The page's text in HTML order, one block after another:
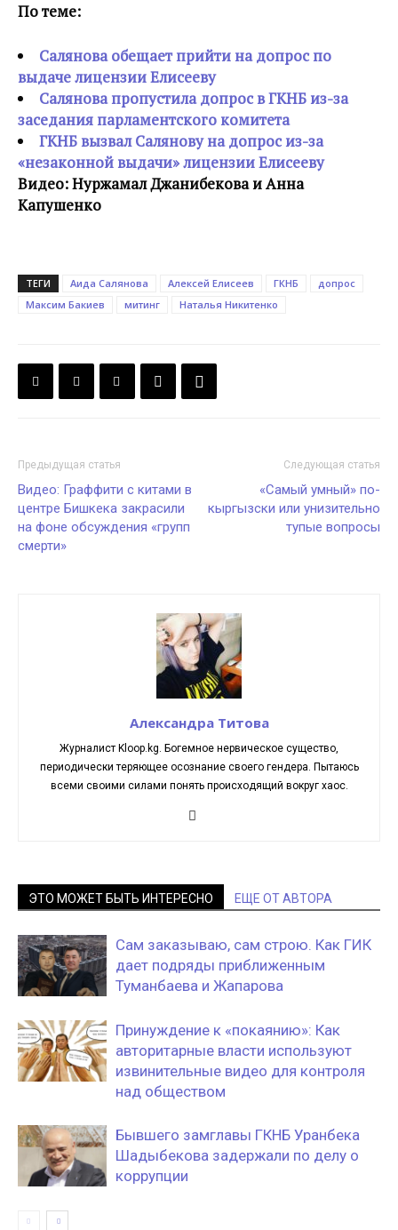
По теме:
Салянова обещает прийти на допрос по
выдаче лицензии Елисееву
Салянова пропустила допрос в ГКНБ из-за
заседания парламентского комитета
ГКНБ вызвал Салянову на допрос из-за
«незаконной выдачи» лицензии Елисееву
Видео: Нуржамал Джанибекова и Анна
Капушенко
ТЕГИ Аида Салянова Алексей Елисеев ГКНБ
допрос
Максим Бакиев
митинг Наталья Никитенко
Предыдущая статья
Видео: Граффити с китами в
центре Бишкека закрасили
на фоне обсуждения «групп
смерти»
Следующая статья
«Самый умный» по-
кыргызски или унизительно
тупые вопросы
Александра Титова
Журналист Kloop.kg. Богемное нервическое существо,
периодически теряющее осознание своего гендера. Пытаюсь
всеми своими силами понять происходящий вокруг хаос.
ЭТО МОЖЕТ БЫТЬ ИНТЕРЕСНО ЕЩЕ ОТ АВТОРА
Сам заказываю, сам строю. Как ГИК
дает подряды приближенным
Туманбаева и Жапарова
Принуждение к «покаянию»: Как
авторитарные власти используют
извинительные видео для контроля
над обществом
Бывшего замглавы ГКНБ Уранбека
Шадыбекова задержали по делу о
коррупции